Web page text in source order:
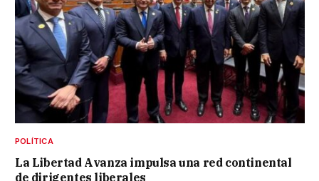
POLÍTICA
La Libertad Avanza impulsa una red continental
de dirigentes liberales